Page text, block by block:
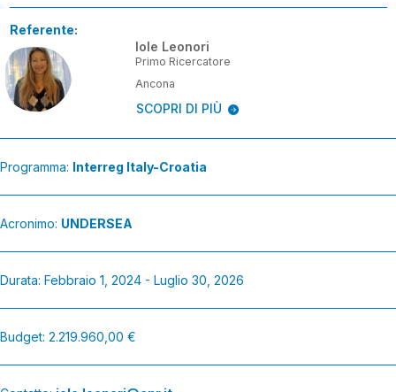
Referente:
Iole Leonori
Primo Ricercatore
Ancona
SCOPRI DI PIÙ
Programma: Interreg Italy-Croatia
Acronimo: UNDERSEA
Durata: Febbraio 1, 2024 - Luglio 30, 2026
Budget: 2.219.960,00 €